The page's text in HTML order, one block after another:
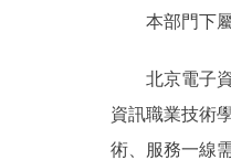
本部門下屬2
北京電子資
資訊職業技術
術、服務一線